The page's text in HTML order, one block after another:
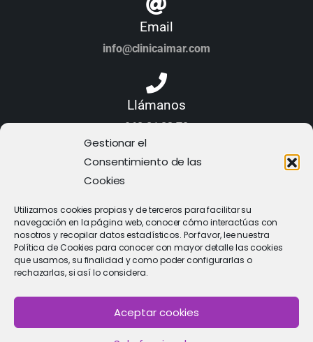
Gestionar el
Consentimiento de las
Cookies
Utilizamos cookies propias y de terceros para facilitar su
navegación en la página web, conocer cómo interactúas con
nosotros y recopilar datos estadísticos. Por favor, lee nuestra
Política de Cookies para conocer con mayor detalle las cookies
que usamos, su finalidad y como poder configurarlas o
rechazarlas, si así lo considera.
Aceptar cookies
Email
info@clinicaimar.com
Llámanos
968 21 23 70